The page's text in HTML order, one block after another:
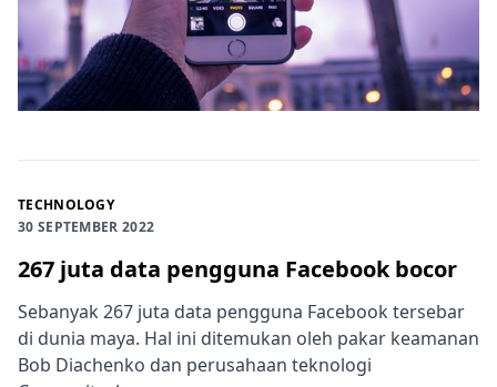
TECHNOLOGY
30 SEPTEMBER 2022
267 juta data pengguna Facebook bocor
Sebanyak 267 juta data pengguna Facebook tersebar
di dunia maya. Hal ini ditemukan oleh pakar keamanan
Bob Diachenko dan perusahaan teknologi